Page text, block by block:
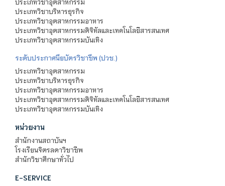
ประเภทวิชาอุตสาหกรรม
ประเภทวิชาบริหารธุรกิจ
ประเภทวิชาอุตสาหกรรมอาหาร
ประเภทวิชาอุตสาหกรรมดิจิทัลและเทคโนโลยีสารสนเทศ
ประเภทวิชาอุตสาหกรรมบันเทิง
ระดับประกาศนียบัตรวิชาชีพ (ปวช.)
ประเภทวิชาอุตสาหกรรม
ประเภทวิชาบริหารธุรกิจ
ประเภทวิชาอุตสาหกรรมอาหาร
ประเภทวิชาอุตสาหกรรมดิจิทัลและเทคโนโลยีสารสนเทศ
ประเภทวิชาอุตสาหกรรมบันเทิง
หน่วยงาน
สำนักงานสถาบันฯ
โรงเรียนจิตรลดาวิชาชีพ
สำนักวิชาศึกษาทั่วไป
E-SERVICE